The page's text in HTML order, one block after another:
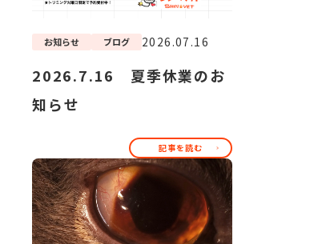
お知らせ ブログ 2026.07.16
2026.7.16 夏季休業のお
知らせ
記事を読む